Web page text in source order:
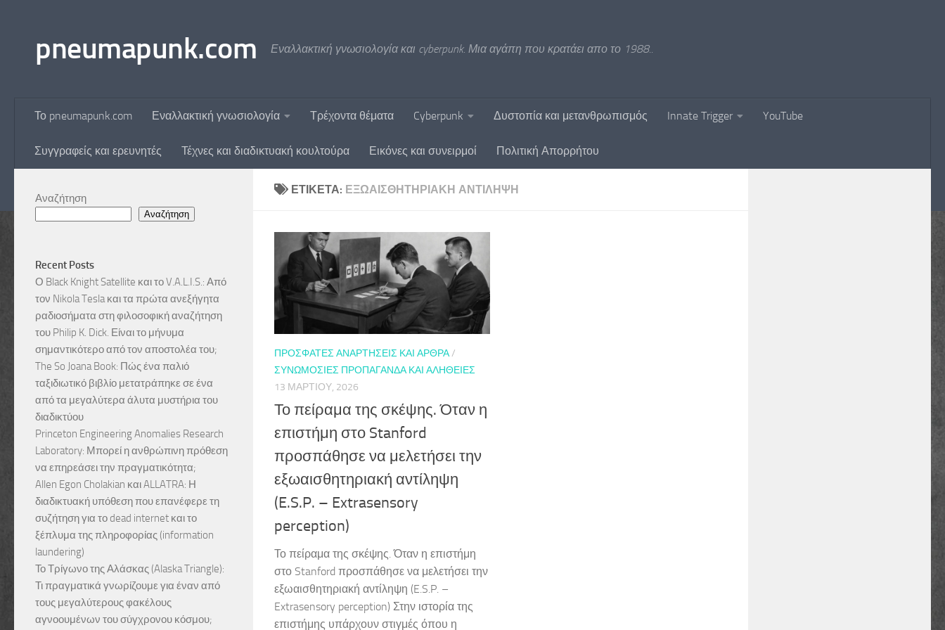
pneumapunk.com Εναλλακτική γνωσιολογία και cyberpunk. Μια αγάπη που κρατάει απο το 1988..
Το pneumapunk.com Εναλλακτική γνωσιολογία Τρέχοντα θέματα Cyberpunk Δυστοπία και μετανθρωπισμός Innate Trigger YouTube
Συγγραφείς και ερευνητές Τέχνες και διαδικτυακή κουλτούρα Εικόνες και συνειρμοί Πολιτική Απορρήτου
ΕΤΙΚΈΤΑ: ΕΞΩΑΙΣΘΗΤΗΡΙΑΚΉ ΑΝΤΊΛΗΨΗ
ΠΡΌΣΦΑΤΕΣ ΑΝΑΡΤΉΣΕΙΣ ΚΑΙ ΆΡΘΡΑ/
ΣΥΝΩΜΟΣΊΕΣ ΠΡΟΠΑΓΆΝΔΑ ΚΑΙ ΑΛΉΘΕΙΕΣ
13 ΜΑΡΤΊΟΥ, 2026
Το πείραμα της σκέψης. Όταν η
επιστήμη στο Stanford
προσπάθησε να μελετήσει την
εξωαισθητηριακή αντίληψη
(E.S.P. – Extrasensory
perception)
Το πείραμα της σκέψης. Όταν η επιστήμη
στο Stanford προσπάθησε να μελετήσει την
εξωαισθητηριακή αντίληψη (E.S.P. –
Extrasensory perception) Στην ιστορία της
επιστήμης υπάρχουν στιγμές όπου η
Αναζήτηση
Αναζήτηση
Recent Posts
Ο Black Knight Satellite και το V.A.L.I.S.: Από
τον Nikola Tesla και τα πρώτα ανεξήγητα
ραδιοσήματα στη φιλοσοφική αναζήτηση
του Philip K. Dick. Είναι το μήνυμα
σημαντικότερο από τον αποστολέα του;
The So Joana Book: Πώς ένα παλιό
ταξιδιωτικό βιβλίο μετατράπηκε σε ένα
από τα μεγαλύτερα άλυτα μυστήρια του
διαδικτύου
Princeton Engineering Anomalies Research
Laboratory: Μπορεί η ανθρώπινη πρόθεση
να επηρεάσει την πραγματικότητα;
Allen Egon Cholakian και ALLATRA: Η
διαδικτυακή υπόθεση που επανέφερε τη
συζήτηση για το dead internet και το
ξέπλυμα της πληροφορίας (information
laundering)
Το Τρίγωνο της Αλάσκας (Alaska Triangle):
Τι πραγματικά γνωρίζουμε για έναν από
τους μεγαλύτερους φακέλους
αγνοουμένων του σύγχρονου κόσμου;